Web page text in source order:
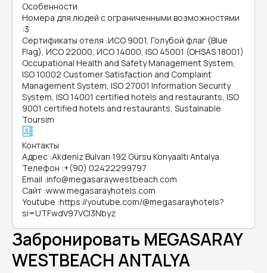
Особенности
Номера для людей с ограниченными возможностями
:3
Сертификаты отеля :ИСО 9001, Голубой флаг (Blue
Flag), ИСО 22000, ИСО 14000, ISO 45001 (OHSAS 18001)
Occupational Health and Safety Management System,
ISO 10002 Customer Satisfaction and Complaint
Management System, ISO 27001 Information Security
System, ISO 14001 certified hotels and restaurants, ISO
9001 certified hotels and restaurants, Sustainable
Toursim
Контакты
Адрес :Akdeniz Bulvarı 192 Gürsu Konyaaltı Antalya
Телефон :+(90) 02422299797
Email :info@megasaraywestbeach.com
Сайт :www.megasarayhotels.com
Youtube :https://youtube.com/@megasarayhotels?
si=UTFwdV97VCl3Nbyz
Забронировать MEGASARAY
WESTBEACH ANTALYA